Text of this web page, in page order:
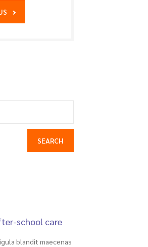
school care
blandit maecenas